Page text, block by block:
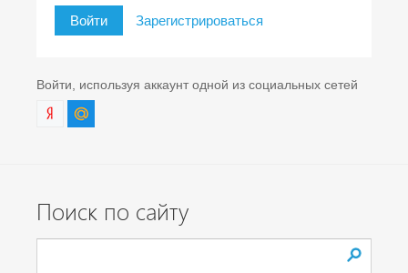
Войти Зарегистрироваться
Войти, используя аккаунт одной из социальных сетей
Поиск по сайту